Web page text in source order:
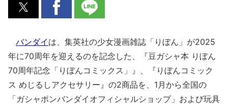
バンダイ は、集英社の少女漫画雑誌「りぼん」が2025
年に70周年を迎えるのを記念した、『豆ガシャ本 りぼん
70周年記念「りぼんコミックス」』、『りぼんコミック
ス めじるしアクセサリー』の2商品を、1月から全国の
「ガシャポンバンダイオフィシャルショップ」および玩具